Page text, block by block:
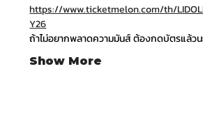
https://www.ticketmelon.com/th/
Y26
ถ้าไม่อยากพลาดความมันส์ ต้องกดบัตรแล้วน
Show More